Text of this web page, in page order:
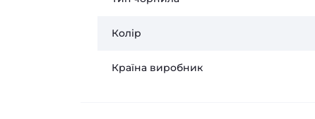
Колір
Країна виробник